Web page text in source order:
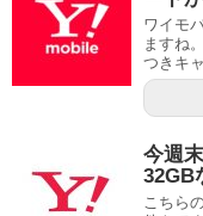
ワイモ
ますね
つきキ
今週
32GB
こちら